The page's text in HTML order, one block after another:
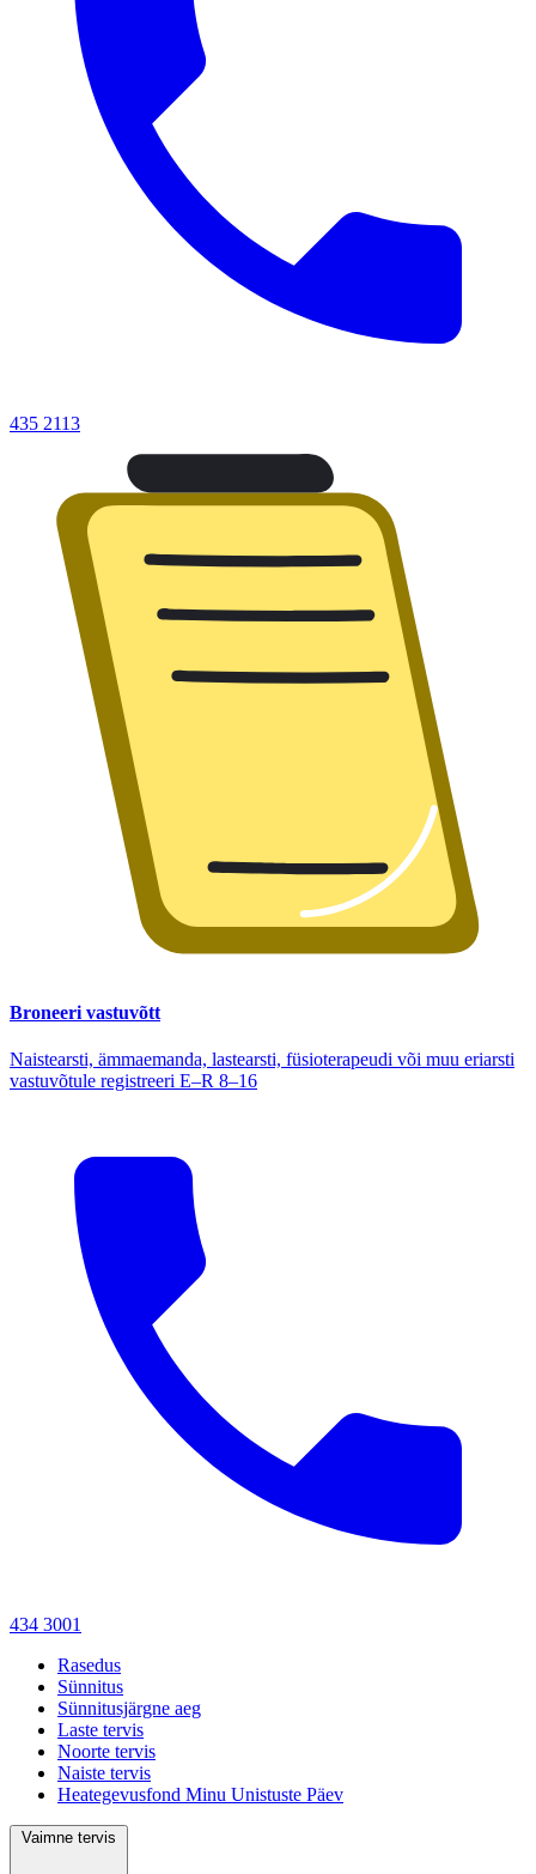
435 2113
Broneeri vastuvõtt
Naistearsti, ämmaemanda, lastearsti, füsioterapeudi või muu eriarsti
vastuvõtule registreeri E–R 8–16
434 3001
Rasedus
Sünnitus
Sünnitusjärgne aeg
Laste tervis
Noorte tervis
Naiste tervis
Heategevusfond Minu Unistuste Päev
Vaimne tervis